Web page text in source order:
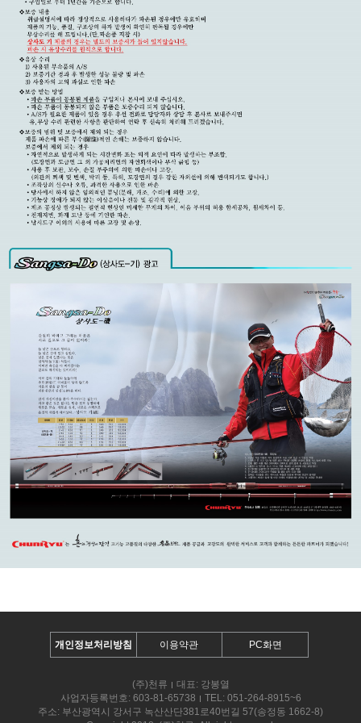
개인정보처리방침 이용약관 PC화면
(주)천류
대표: 강봉열
사업자등록번호: 603-81-65738
TEL: 051-264-8915~6
주소: 부산광역시 강서구 녹산산단381로40번길 57(송정동 1662-8)